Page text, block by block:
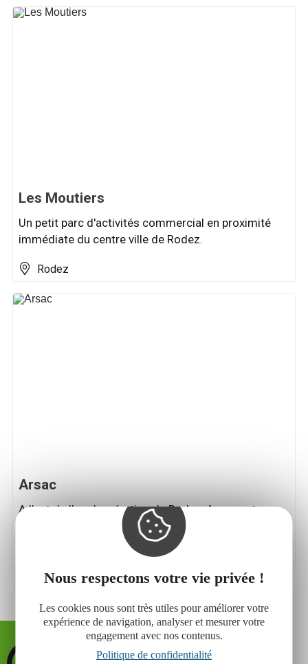
Nous respectons votre vie privée !
Les cookies nous sont très utiles pour améliorer votre
expérience de navigation, analyser et mesurer votre
engagement avec nos contenus.
Politique de confidentialité
Les Moutiers
Un petit parc d'activités commercial en proximité
immédiate du centre ville de Rodez.
Rodez
Arsac
A l’est de l’agglomération de Rodez, Arsac est une
zone d'activités dédié à l’agroalimentaire